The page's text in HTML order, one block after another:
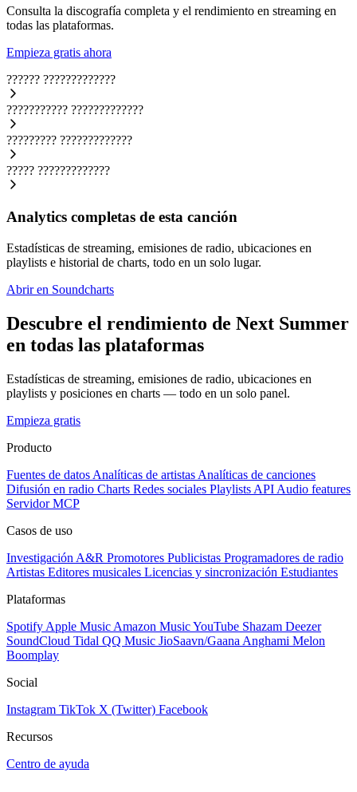
Consulta la discografía completa y el rendimiento en streaming en
todas las plataformas.
Empieza gratis ahora
?????? ?????????????
??????????? ?????????????
????????? ?????????????
????? ?????????????
Analytics completas de esta canción
Estadísticas de streaming, emisiones de radio, ubicaciones en
playlists e historial de charts, todo en un solo lugar.
Abrir en Soundcharts
Descubre el rendimiento de Next Summer
en todas las plataformas
Estadísticas de streaming, emisiones de radio, ubicaciones en
playlists y posiciones en charts — todo en un solo panel.
Empieza gratis
Producto
Fuentes de datos Analíticas de artistas Analíticas de canciones
Difusión en radio Charts Redes sociales Playlists API Audio features
Servidor MCP
Casos de uso
Investigación A&R Promotores Publicistas Programadores de radio
Artistas Editores musicales Licencias y sincronización Estudiantes
Plataformas
Spotify Apple Music Amazon MusicYouTube Shazam Deezer
SoundCloud Tidal QQ Music JioSaavn/Gaana Anghami Melon
Boomplay
Social
Instagram TikTok X (Twitter) Facebook
Recursos
Centro de ayuda